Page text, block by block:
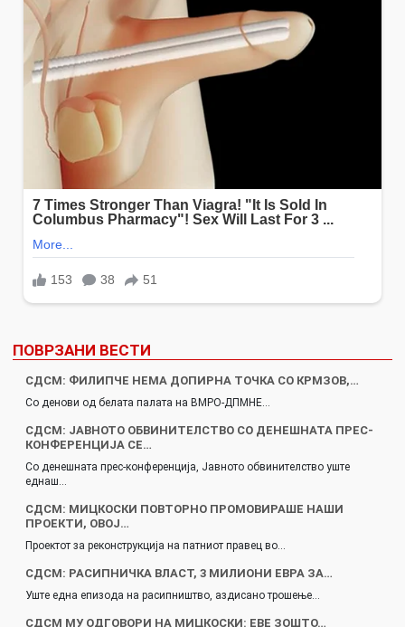
ПОВРЗАНИ ВЕСТИ
СДСМ: ФИЛИПЧЕ НЕМА ДОПИРНА ТОЧКА СО КРМЗОВ,…
Со денови од белата палата на ВМРО-ДПМНЕ…
СДСМ: ЈАВНОТО ОБВИНИТЕЛСТВО СО ДЕНЕШНАТА ПРЕС-
КОНФЕРЕНЦИЈА СЕ…
Со денешната прес-конференција, Јавното обвинителство уште
еднаш…
СДСМ: МИЦКОСКИ ПОВТОРНО ПРОМОВИРАШЕ НАШИ
ПРОЕКТИ, ОВОЈ…
Проектот за реконструкција на патниот правец во…
СДСМ: РАСИПНИЧКА ВЛАСТ, 3 МИЛИОНИ ЕВРА ЗА…
Уште една епизода на расипништво, аздисано трошење…
СДСМ МУ ОДГОВОРИ НА МИЦКОСКИ: ЕВЕ ЗОШТО…